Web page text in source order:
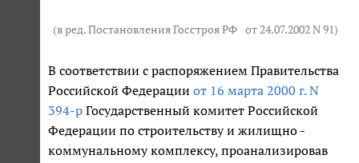
(в ред. Постановления Госстроя РФ от 24.07.2002 N 91)
В соответствии с распоряжением Правительства
Российской Федерации от 16 марта 2000 г. N
394-р Государственный комитет Российской
Федерации по строительству и жилищно -
коммунальному комплексу, проанализировав